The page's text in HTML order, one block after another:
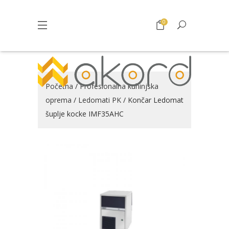
0
Početna /Profesionalna kuhinjska
oprema / Ledomati PK / Končar Ledomat
šuplje kocke IMF35AHC